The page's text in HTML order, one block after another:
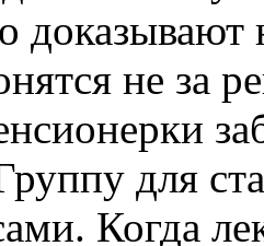
доказывают
не за
для
Когда